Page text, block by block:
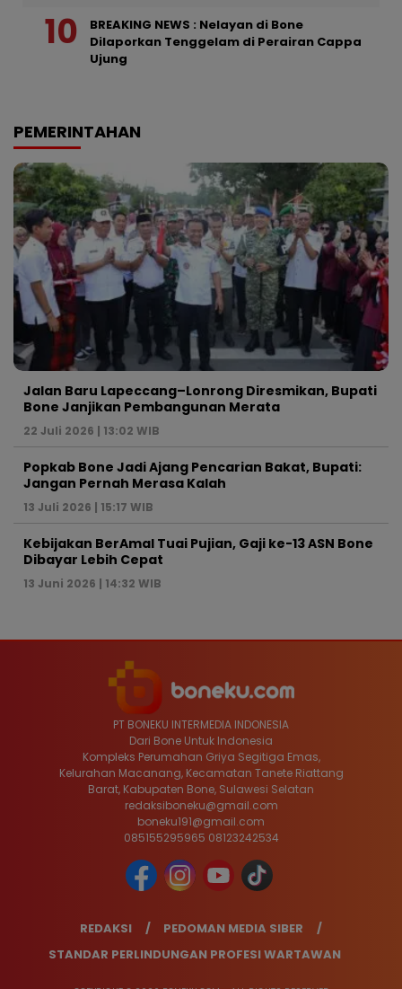
BREAKING NEWS : Nelayan di Bone
Dilaporkan Tenggelam di Perairan Cappa
Ujung
PEMERINTAHAN
Jalan Baru Lapeccang–Lonrong Diresmikan, Bupati
Bone Janjikan Pembangunan Merata
22 Juli 2026 | 13:02 WIB
Popkab Bone Jadi Ajang Pencarian Bakat, Bupati:
Jangan Pernah Merasa Kalah
13 Juli 2026 | 15:17 WIB
Kebijakan BerAmal Tuai Pujian, Gaji ke-13 ASN Bone
Dibayar Lebih Cepat
13 Juni 2026 | 14:32 WIB
PT BONEKU INTERMEDIA INDONESIA
Dari Bone Untuk Indonesia
Kompleks Perumahan Griya Segitiga Emas,
Kelurahan Macanang, Kecamatan Tanete Riattang
Barat, Kabupaten Bone, Sulawesi Selatan
redaksiboneku@gmail.com
boneku191@gmail.com
085155295965 08123242534
REDAKSI
PEDOMAN MEDIA SIBER
STANDAR PERLINDUNGAN PROFESI WARTAWAN